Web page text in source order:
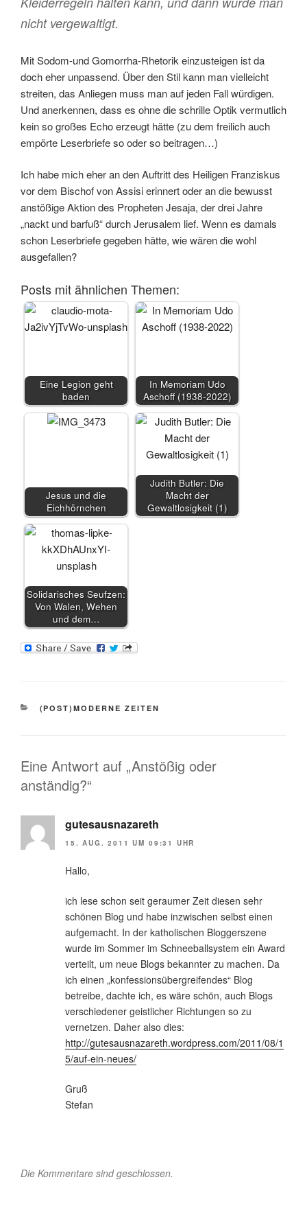
nicht vergewaltigt.
Mit Sodom-und Gomorrha-Rhetorik einzusteigen ist da
doch eher unpassend. Über den Stil kann man vielleicht
streiten, das Anliegen muss man auf jeden Fall würdigen.
Und anerkennen, dass es ohne die schrille Optik vermutlich
kein so großes Echo erzeugt hätte (zu dem freilich auch
empörte Leserbriefe so oder so beitragen…)
Ich habe mich eher an den Auftritt des Heiligen Franziskus
vor dem Bischof von Assisi erinnert oder an die bewusst
anstößige Aktion des Propheten Jesaja, der drei Jahre
„nackt und barfuß“ durch Jerusalem lief. Wenn es damals
schon Leserbriefe gegeben hätte, wie wären die wohl
ausgefallen?
Posts mit ähnlichen Themen:
Eine Legion geht
baden
In Memoriam Udo
Aschoff (1938-2022)
Jesus und die
Eichhörnchen
Judith Butler: Die
Macht der
Gewaltlosigkeit (1)
Solidarisches Seufzen:
Von Walen, Wehen
und dem…
KATEGORIEN
(POST)MODERNE ZEITEN
Eine Antwort auf „Anstößig oder
anständig?“
gutesausnazareth
15. AUG. 2011 UM 09:31 UHR
Hallo,
ich lese schon seit geraumer Zeit diesen sehr
schönen Blog und habe inzwischen selbst einen
aufgemacht. In der katholischen Bloggerszene
wurde im Sommer im Schneeballsystem ein Award
verteilt, um neue Blogs bekannter zu machen. Da
ich einen „konfessionsübergreifendes“ Blog
betreibe, dachte ich, es wäre schön, auch Blogs
verschiedener geistlicher Richtungen so zu
vernetzen. Daher also dies:
http://gutesausnazareth.wordpress.com/2011/08/1
5/auf-ein-neues/
Gruß
Stefan
Die Kommentare sind geschlossen.